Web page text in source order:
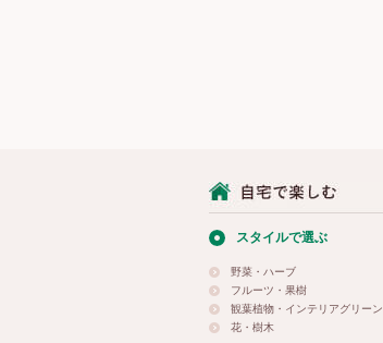
スタイルで選ぶ
野菜・ハーブ
フルーツ・果樹
観葉植物・インテリアグリーン
花・樹木